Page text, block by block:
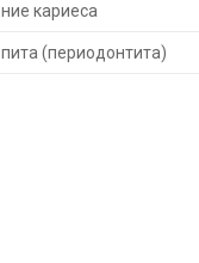
кариеса
(периодонтита)